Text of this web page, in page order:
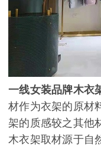
一线女装品牌木衣
材作为衣架的原材
架的质感较之其他
木衣架取材源于自